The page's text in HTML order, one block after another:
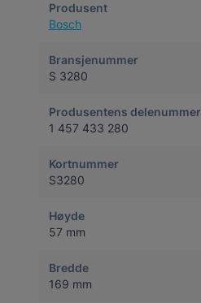
Produsent
Bosch
Bransjenummer
S 3280
Produsentens delenummer
1 457 433 280
Kortnummer
S3280
Høyde
57 mm
Bredde
169 mm